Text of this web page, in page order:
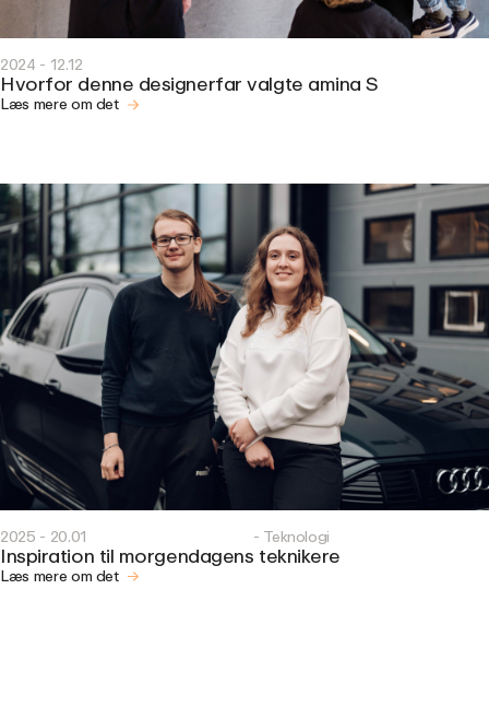
2024 - 12.12
Hvorfor denne designerfar valgte amina S
Læs mere om det
2025 - 20.01 - Teknologi
Inspiration til morgendagens teknikere
Læs mere om det